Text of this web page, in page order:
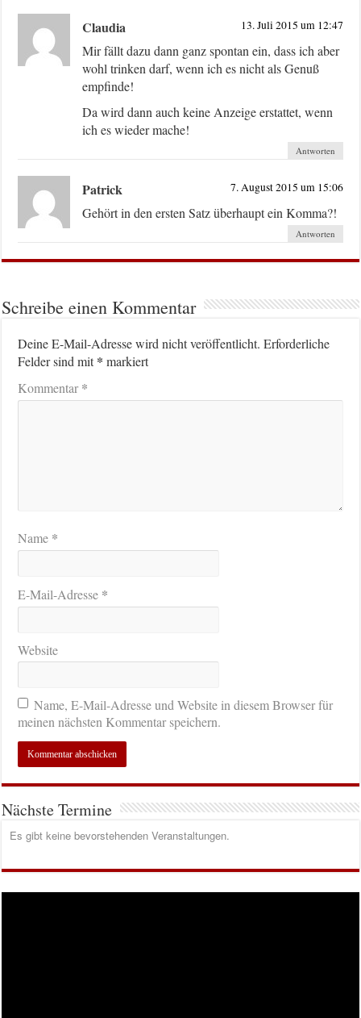
Claudia 13. Juli 2015 um 12:47
Mir fällt dazu dann ganz spontan ein, dass ich aber
wohl trinken darf, wenn ich es nicht als Genuß
empfinde!
Da wird dann auch keine Anzeige erstattet, wenn
ich es wieder mache!
Antworten
Patrick 7. August 2015 um 15:06
Gehört in den ersten Satz überhaupt ein Komma?!
Antworten
Schreibe einen Kommentar
Deine E-Mail-Adresse wird nicht veröffentlicht. Erforderliche
Felder sind mit* markiert
Kommentar*
Name *
E-Mail-Adresse *
Website
Name, E-Mail-Adresse und Website in diesem Browser für
meinen nächsten Kommentar speichern.
Nächste Termine
Es gibt keine bevorstehenden Veranstaltungen.